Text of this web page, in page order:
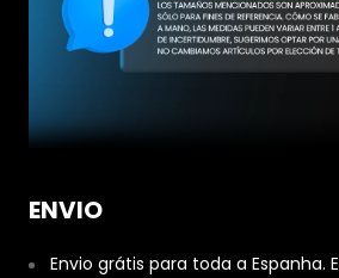
ENVIO
Envio grátis para toda a Espanha.